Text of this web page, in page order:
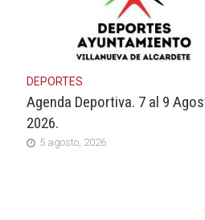
DEPORTES
Agenda Deportiva. 7 al 9
2026.
5 agosto, 2026